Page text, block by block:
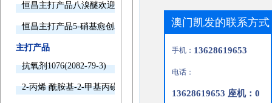
恒昌主打产品八溴醚欢迎询价
恒昌主打产品5-硝基愈创木酚钠欢迎询价
主打产品
抗氧剂1076(2082-79-3)
2-丙烯 酰胺基-2-甲基丙磺酸(15214-89-8)
澳门凯发的联系方式
手机： 13628619653
电话：
13628619653 座机：0